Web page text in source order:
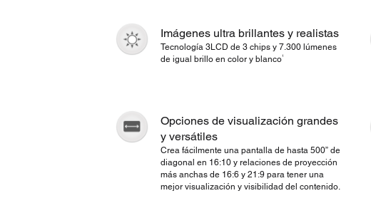
Imágenes ultra brillantes y realistas
Tecnología 3LCD de 3 chips y 7.300 lúmenes
de igual brillo en color y blanco1
Opciones de visualización grandes
y versátiles
Crea fácilmente una pantalla de hasta 500” de
diagonal en 16:10 y relaciones de proyección
más anchas de 16:6 y 21:9 para tener una
mejor visualización y visibilidad del contenido.